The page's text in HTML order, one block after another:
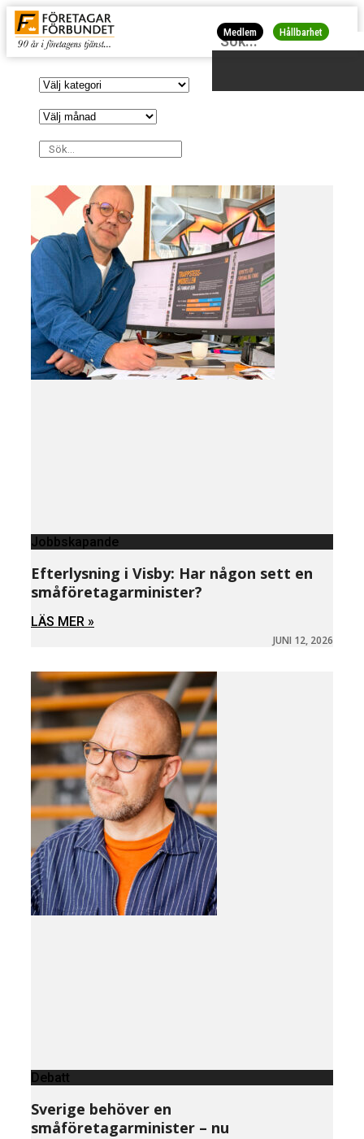
Medlem Hållbarhet
Jobbskapande
Efterlysning i Visby: Har någon sett en
småföretagarminister?
LÄS MER »
JUNI 12, 2026
Debatt
Sverige behöver en
småföretagarminister – nu